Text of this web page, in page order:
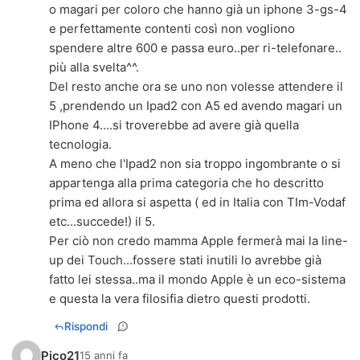
o magari per coloro che hanno già un iphone 3-gs-4
e perfettamente contenti così non vogliono
spendere altre 600 e passa euro..per ri-telefonare..
più alla svelta^^.
Del resto anche ora se uno non volesse attendere il
5 ,prendendo un Ipad2 con A5 ed avendo magari un
IPhone 4....si troverebbe ad avere già quella
tecnologia.
A meno che l'Ipad2 non sia troppo ingombrante o si
appartenga alla prima categoria che ho descritto
prima ed allora si aspetta ( ed in Italia con TIm-Vodaf
etc...succede!) il 5.
Per ciò non credo mamma Apple fermerà mai la line-
up dei Touch...fossere stati inutili lo avrebbe già
fatto lei stessa..ma il mondo Apple è un eco-sistema
e questa la vera filosifia dietro questi prodotti.
Rispondi
Pico2115 anni fa